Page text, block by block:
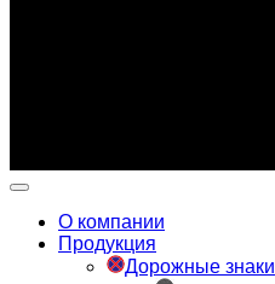
О компании
Продукция
Дорожные знаки